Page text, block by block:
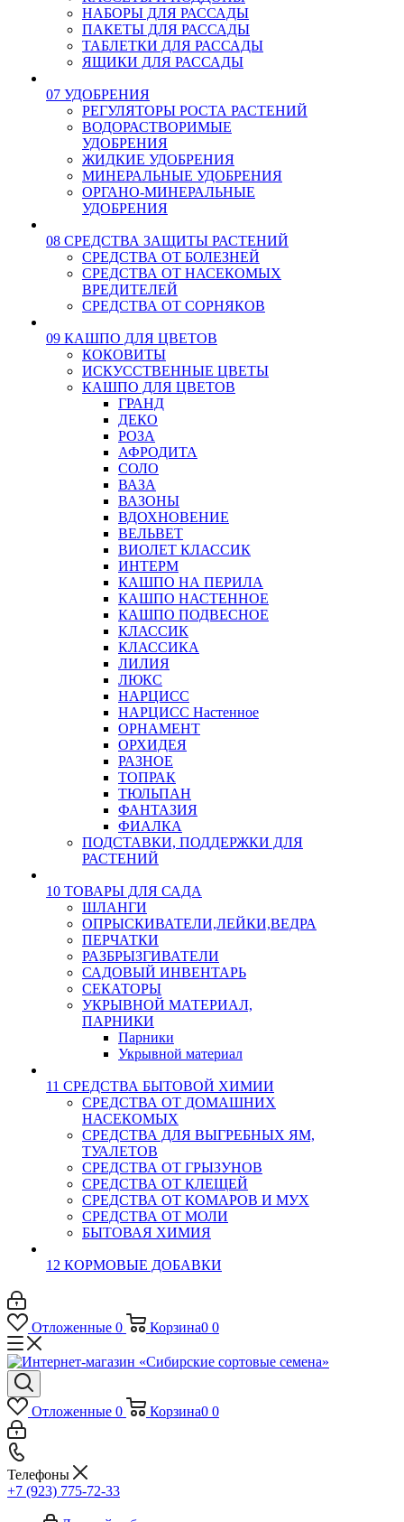
НАБОРЫ ДЛЯ РАССАДЫ
ПАКЕТЫ ДЛЯ РАССАДЫ
ТАБЛЕТКИ ДЛЯ РАССАДЫ
ЯЩИКИ ДЛЯ РАССАДЫ
07 УДОБРЕНИЯ
РЕГУЛЯТОРЫ РОСТА РАСТЕНИЙ
ВОДОРАСТВОРИМЫЕ
УДОБРЕНИЯ
ЖИДКИЕ УДОБРЕНИЯ
МИНЕРАЛЬНЫЕ УДОБРЕНИЯ
ОРГАНО-МИНЕРАЛЬНЫЕ
УДОБРЕНИЯ
08 СРЕДСТВА ЗАЩИТЫ РАСТЕНИЙ
СРЕДСТВА ОТ БОЛЕЗНЕЙ
СРЕДСТВА ОТ НАСЕКОМЫХ
ВРЕДИТЕЛЕЙ
СРЕДСТВА ОТ СОРНЯКОВ
09 КАШПО ДЛЯ ЦВЕТОВ
КОКОВИТЫ
ИСКУССТВЕННЫЕ ЦВЕТЫ
КАШПО ДЛЯ ЦВЕТОВ
ГРАНД
ДЕКО
РОЗА
АФРОДИТА
СОЛО
ВАЗА
ВАЗОНЫ
ВДОХНОВЕНИЕ
ВЕЛЬВЕТ
ВИОЛЕТ КЛАССИК
ИНТЕРМ
КАШПО НА ПЕРИЛА
КАШПО НАСТЕННОЕ
КАШПО ПОДВЕСНОЕ
КЛАССИК
КЛАССИКА
ЛИЛИЯ
ЛЮКС
НАРЦИСС
НАРЦИСС Настенное
ОРНАМЕНТ
ОРХИДЕЯ
РАЗНОЕ
ТОПРАК
ТЮЛЬПАН
ФАНТАЗИЯ
ФИАЛКА
ПОДСТАВКИ, ПОДДЕРЖКИ ДЛЯ
РАСТЕНИЙ
10 ТОВАРЫ ДЛЯ САДА
ШЛАНГИ
ОПРЫСКИВАТЕЛИ,ЛЕЙКИ,ВЕДРА
ПЕРЧАТКИ
РАЗБРЫЗГИВАТЕЛИ
САДОВЫЙ ИНВЕНТАРЬ
СЕКАТОРЫ
УКРЫВНОЙ МАТЕРИАЛ,
ПАРНИКИ
Парники
Укрывной материал
11 СРЕДСТВА БЫТОВОЙ ХИМИИ
СРЕДСТВА ОТ ДОМАШНИХ
НАСЕКОМЫХ
СРЕДСТВА ДЛЯ ВЫГРЕБНЫХ ЯМ,
ТУАЛЕТОВ
СРЕДСТВА ОТ ГРЫЗУНОВ
СРЕДСТВА ОТ КЛЕЩЕЙ
СРЕДСТВА ОТ КОМАРОВ И МУХ
СРЕДСТВА ОТ МОЛИ
БЫТОВАЯ ХИМИЯ
12 КОРМОВЫЕ ДОБАВКИ
Отложенные 0 Корзина0 0
Отложенные 0 Корзина0 0
Телефоны
+7 (923) 775-72-33